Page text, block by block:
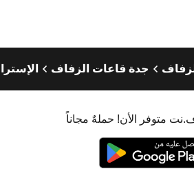
جدة قاعات الزفاف
متوفر الأن! حملهٌ مجاناً